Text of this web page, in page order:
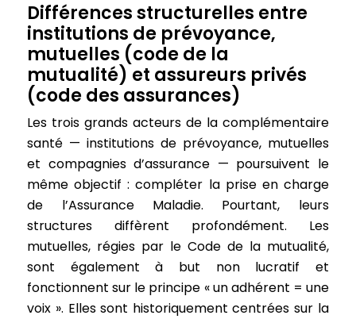
Différences structurelles entre
institutions de prévoyance,
mutuelles (code de la
mutualité) et assureurs privés
(code des assurances)
Les trois grands acteurs de la complémentaire
santé — institutions de prévoyance, mutuelles
et compagnies d’assurance — poursuivent le
même objectif : compléter la prise en charge
de l’Assurance Maladie. Pourtant, leurs
structures diffèrent profondément. Les
mutuelles, régies par le Code de la mutualité,
sont également à but non lucratif et
fonctionnent sur le principe « un adhérent = une
voix ». Elles sont historiquement centrées sur la